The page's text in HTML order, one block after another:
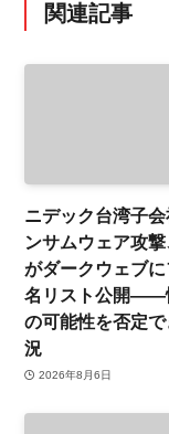
関連記事
ニデック台湾子
ンサムウェア攻
がダークウェブ
名リスト公開——
の可能性を否定
況
2026年8月6日